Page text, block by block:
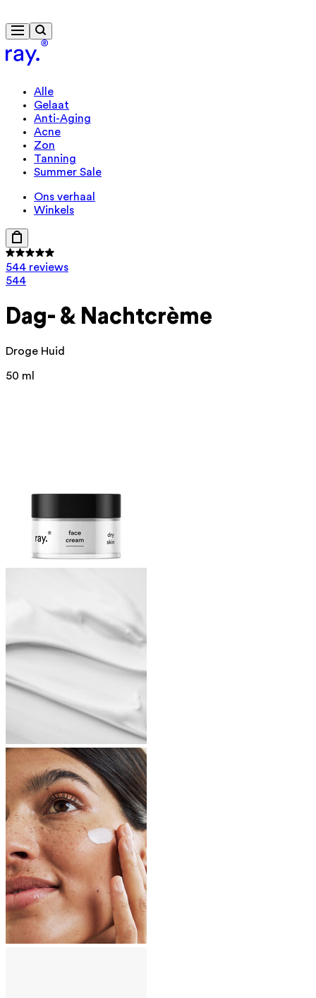
Travelsize cadeau vanaf € 85
Alle
Gelaat
Anti-Aging
Acne
Zon
Tanning
Summer Sale
Ons verhaal
Winkels
544 reviews
544
Dag- & Nachtcrème
Droge Huid
50 ml